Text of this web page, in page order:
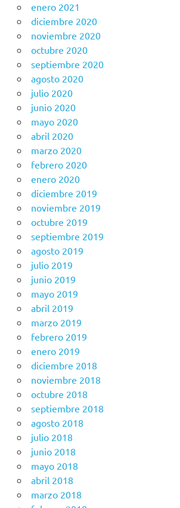
enero 2021
diciembre 2020
noviembre 2020
octubre 2020
septiembre 2020
agosto 2020
julio 2020
junio 2020
mayo 2020
abril 2020
marzo 2020
febrero 2020
enero 2020
diciembre 2019
noviembre 2019
octubre 2019
septiembre 2019
agosto 2019
julio 2019
junio 2019
mayo 2019
abril 2019
marzo 2019
febrero 2019
enero 2019
diciembre 2018
noviembre 2018
octubre 2018
septiembre 2018
agosto 2018
julio 2018
junio 2018
mayo 2018
abril 2018
marzo 2018